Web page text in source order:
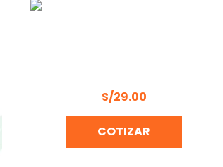
S/29.00
COTIZAR